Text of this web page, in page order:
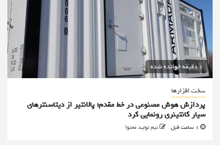
1 دقیقه خوانده شده
سخت افزارها
پردازش هوش مصنوعی در خط مقدم؛ پالانتیر از دیتاسنترهای
سیار کانتینری رونمایی کرد
تیم تولید محتوا